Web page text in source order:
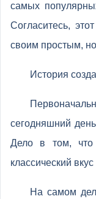
самых
Согласитесь,
своим простым,
История
сегодняшний
Дело в том, что
классический
На самом